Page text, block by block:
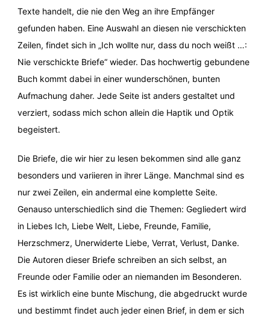
Texte handelt, die nie den Weg an ihre Empfänger
gefunden haben. Eine Auswahl an diesen nie verschickten
Zeilen, findet sich in „Ich wollte nur, dass du noch weißt …:
Nie verschickte Briefe“ wieder. Das hochwertig gebundene
Buch kommt dabei in einer wunderschönen, bunten
Aufmachung daher. Jede Seite ist anders gestaltet und
verziert, sodass mich schon allein die Haptik und Optik
begeistert.
Die Briefe, die wir hier zu lesen bekommen sind alle ganz
besonders und variieren in ihrer Länge. Manchmal sind es
nur zwei Zeilen, ein andermal eine komplette Seite.
Genauso unterschiedlich sind die Themen: Gegliedert wird
in Liebes Ich, Liebe Welt, Liebe, Freunde, Familie,
Herzschmerz, Unerwiderte Liebe, Verrat, Verlust, Danke.
Die Autoren dieser Briefe schreiben an sich selbst, an
Freunde oder Familie oder an niemanden im Besonderen.
Es ist wirklich eine bunte Mischung, die abgedruckt wurde
und bestimmt findet auch jeder einen Brief, in dem er sich